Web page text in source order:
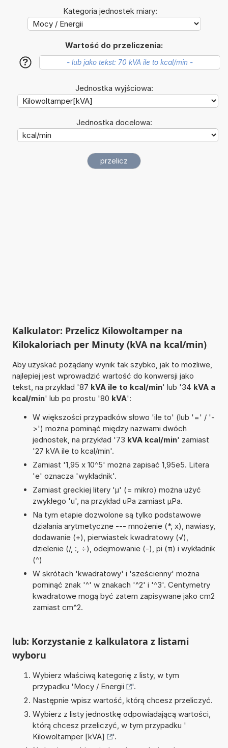
Kategoria jednostek miary:
Wartość do przeliczenia:
?
Jednostka wyjściowa:
Jednostka docelowa:
Kalkulator: Przelicz Kilowoltamper na
Kilokaloriach per Minuty (kVA na kcal/min)
Aby uzyskać pożądany wynik tak szybko, jak to możliwe,
najlepiej jest wprowadzić wartość do konwersji jako
tekst, na przykład '87 kVA ile to kcal/min' lub '34 kVA a
kcal/min' lub po prostu '80 kVA':
W większości przypadków słowo 'ile to' (lub '=' / '-
>') można pominąć między nazwami dwóch
jednostek, na przykład '73 kVA kcal/min' zamiast
'27 kVA ile to kcal/min'.
Zamiast '1,95 x 10^5' można zapisać 1,95e5. Litera
'e' oznacza 'wykładnik'.
Zamiast greckiej litery 'µ' (= mikro) można użyć
zwykłego 'u', na przykład uPa zamiast µPa.
Na tym etapie dozwolone są tylko podstawowe
działania arytmetyczne --- mnożenie (*, x), nawiasy,
dodawanie (+), pierwiastek kwadratowy (√),
dzielenie (/, :, ÷), odejmowanie (-), pi (π) i wykładnik
(^)
W skrótach 'kwadratowy' i 'sześcienny' można
pominąć znak '^' w znakach '^2' i '^3'. Centymetry
kwadratowe mogą być zatem zapisywane jako cm2
zamiast cm^2.
lub: Korzystanie z kalkulatora z listami
wyboru
Wybierz właściwą kategorię z listy, w tym
przypadku 'Mocy / Energii
'.
Następnie wpisz wartość, którą chcesz przeliczyć.
Wybierz z listy jednostkę odpowiadającą wartości,
którą chcesz przeliczyć, w tym przypadku '
Kilowoltamper [kVA]
'.